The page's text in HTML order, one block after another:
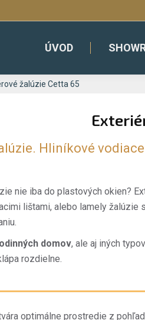
ÚVOD
žalúzie Cetta 65
Hliníkové
nie iba do plastových okien?
lištami, alebo lamely
domov, ale aj iných
rozdielne.
optimálne prostredie z